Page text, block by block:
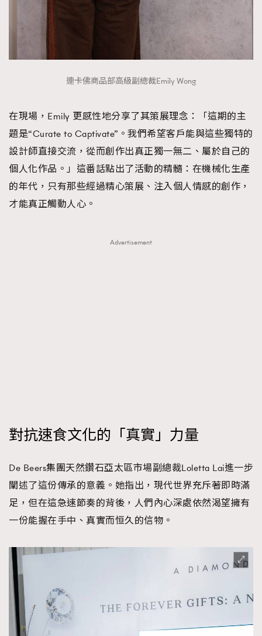
連卡佛商品部高級副總裁Emily Wong
在現場，Emily 更感性地分享了其策展理念：「這期的主
題是“Curate to Captivate”。我們希望客戶能與這些獨特的
設計師直接交流，從而創作出真正獨一無二、屬於自己的
個人化作品。」這番話點出了活動的精髓：在機械化生產
的年代，只有那些經過精心策展、注入個人情感的創作，
才能真正觸動人心。
Advertisement
對抗速食文化的「真實」力量
De Beers集團天然鑽石亞太區市場副總裁Loletta Lai進一步
闡述了這份傳承的意義。她指出，現代世界充斥著即時滿
足，但在這急速節奏的背後，人們內心深處依然渴望擁有
一份能握在手中、真實而恒久的信物。